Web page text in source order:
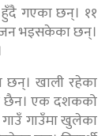
हुँदै गएका छन्। ११
भइसकेका छन्।
छन्। खाली रहेका
छैन। एक दशकको
गाउँ गाउँमा खुलेका